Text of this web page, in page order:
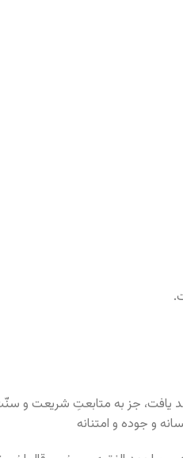
یافت، جز به متابعتِ شریعت و
و جوده و امتنانه